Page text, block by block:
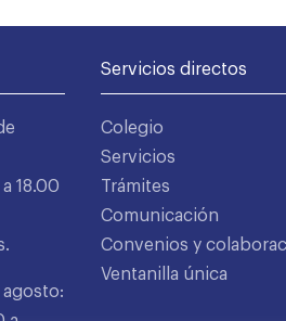
18.00
agosto:
Servicios directos
Colegio
Servicios
Trámites
Comunicación
Convenios y
Ventanilla única